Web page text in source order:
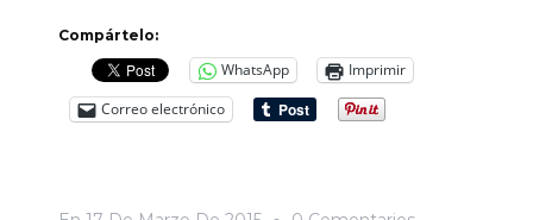
Compártelo:
WhatsApp
Imprimir
Correo electrónico